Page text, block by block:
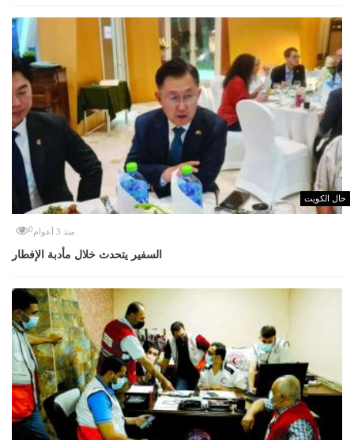
حال الكويت
منذ 3 أعوام 0
السفير يتحدث خلال مأدبة الإفطار